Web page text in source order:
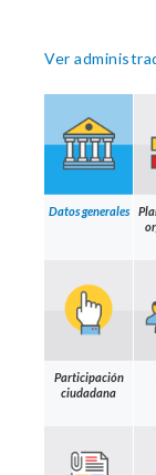
Ver
Datos generales
Participación
ciudadana